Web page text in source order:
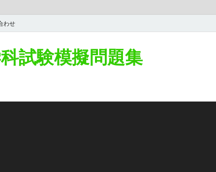
わせ
試験模擬問題集